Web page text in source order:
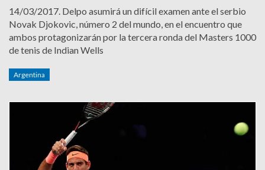
14/03/2017. Delpo asumirá un difícil examen ante el serbio
Novak Djokovic, número 2 del mundo, en el encuentro que
ambos protagonizarán por la tercera ronda del Masters 1000
de tenis de Indian Wells
Argentina